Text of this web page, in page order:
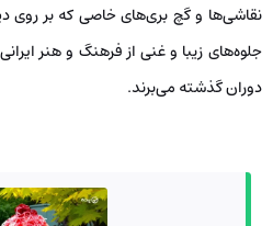
نقاشی‌ها و گچ بری‌های خاصی که بر روی
جلوه‌های زیبا و غنی از فرهنگ و هنر
دوران گذشته می‌برند.